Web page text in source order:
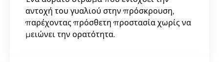
αντοχή του γυαλιού στην πρόσκρουση,
παρέχοντας πρόσθετη προστασία χωρίς να
μειώνει την ορατότητα.